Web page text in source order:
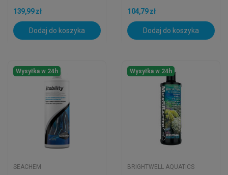
139,99 zł
Dodaj do koszyka
104,79 zł
Dodaj do koszyka
Wysyłka w 24h
SEACHEM
Wysyłka w 24h
BRIGHTWELL AQUATICS